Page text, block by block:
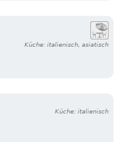
Küche: italienisch, asiatisch
Küche: italienisch